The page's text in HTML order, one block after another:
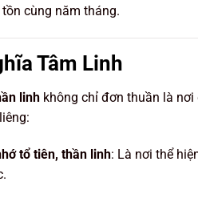
cùng năm tháng.
Tâm Linh
linh không chỉ đơn thuần là
tổ tiên, thần linh: Là nơi thể